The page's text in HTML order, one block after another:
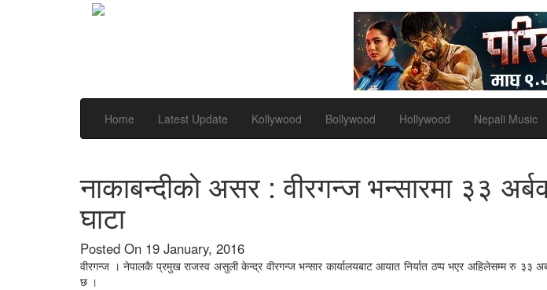
Home Latest Update Kollywood Bollywood Hollywood Nepali Music
नाकाबन्दीको असर : वीरगन्ज भन्सारमा ३३
घाटा
Posted On 19 January, 2016
वीरगन्ज । नेपालकै प्रमुख राजस्व असुली केन्द्र वीरगन्ज भन्सार कार्यालयबाट आयात निर्यात ठप्प भएर अहिलेसम्म रु ३३
छ ।